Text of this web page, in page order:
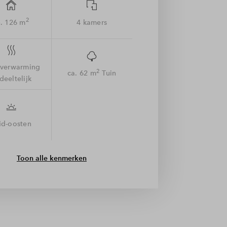
126 m2 4 kamers
ca. 62 m2 Tuin
oosten
Toon alle kenmerken